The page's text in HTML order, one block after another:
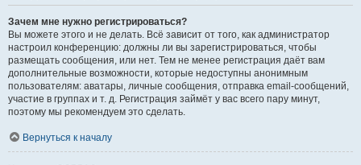
Зачем мне нужно регистрироваться?
Вы можете этого и не делать. Всё зависит от того, как администратор
настроил конференцию: должны ли вы зарегистрироваться, чтобы
размещать сообщения, или нет. Тем не менее регистрация даёт вам
дополнительные возможности, которые недоступны анонимным
пользователям: аватары, личные сообщения, отправка email-сообщений,
участие в группах и т. д. Регистрация займёт у вас всего пару минут,
поэтому мы рекомендуем это сделать.
Вернуться к началу